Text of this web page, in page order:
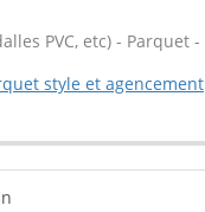
PVC, etc) - Parquet
style et agencement